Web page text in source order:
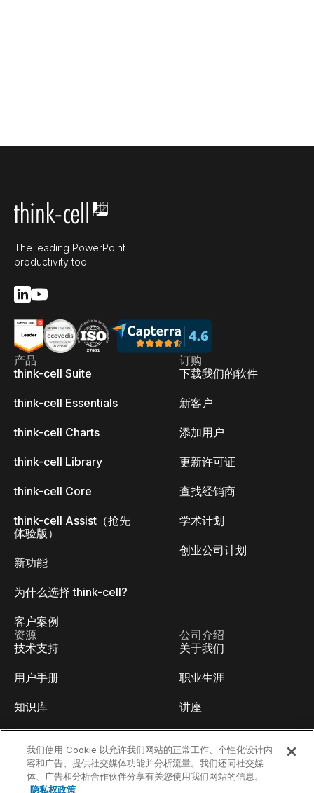
The leading PowerPoint
productivity tool
产品
think-cell Suite
think-cell Essentials
think-cell Charts
think-cell Library
think-cell Core
think-cell Assist（抢先
体验版）
新功能
为什么选择 think-cell?
客户案例
订购
下载我们的软件
新客户
添加用户
更新许可证
查找经销商
学术计划
创业公司计划
资源
技术支持
用户手册
知识库
视频教程
公司介绍
关于我们
职业生涯
讲座
开发人员博客
我们使用 Cookie 以允许我们网站的正常工作、个性化设计内
容和广告、提供社交媒体功能并分析流量。我们还同社交媒
体、广告和分析合作伙伴分享有关您使用我们网站的信息。
隐私权政策